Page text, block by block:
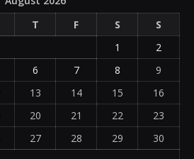
T F S
S
1
2
6 7 8
9
13 14 15
16
20 21 22
23
27 28 29
30